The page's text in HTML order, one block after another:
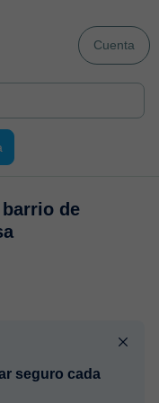
Cuenta
de
seguro cada